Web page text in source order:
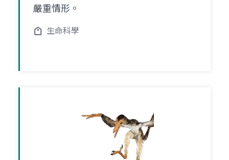
嚴重情形。
生命科學